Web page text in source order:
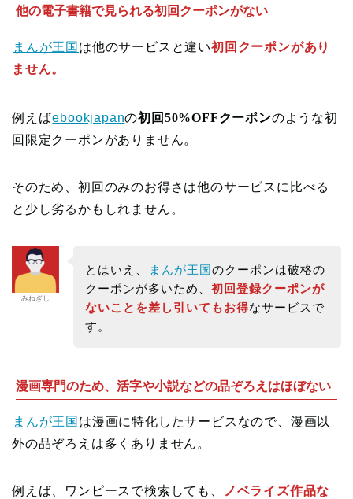
他の電子書籍で見られる初回クーポンがない
まんが王国 は他のサービスと違い初回クーポンがあり
ません。
例えばebookjapanの初回50%OFFクーポンのような初
回限定クーポンがありません。
そのため、初回のみのお得さは他のサービスに比べる
と少し劣るかもしれません。
みねぎし
とはいえ、 まんが王国のクーポンは破格の
クーポンが多いため、 初回登録クーポンが
ないことを差し引いてもお得なサービスで
す。
漫画専門のため、活字や小説などの品ぞろえはほぼない
まんが王国 は漫画に特化したサービスなので、漫画以
外の品ぞろえは多くありません。
例えば、ワンピースで検索しても、
ノベライズ作品な